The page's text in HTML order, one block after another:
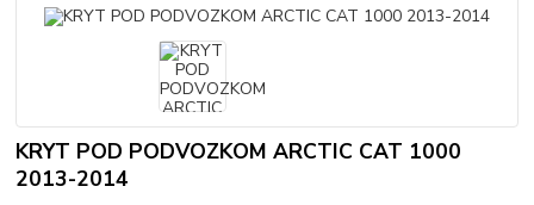
KRYT POD PODVOZKOM ARCTIC CAT 1000
2013-2014